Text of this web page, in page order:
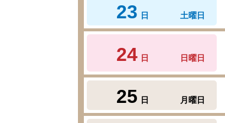
23 日 土曜日
24 日 日曜日
25 日 月曜日